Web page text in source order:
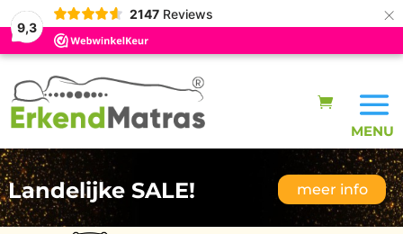
9,3
2147 Reviews ×
Landelijke SALE! meer info